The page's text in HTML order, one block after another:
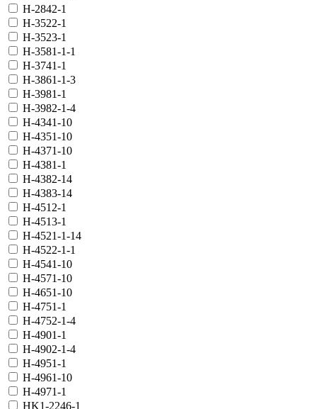
H-2842-1
H-3522-1
H-3523-1
H-3581-1-1
H-3741-1
H-3861-1-3
H-3981-1
H-3982-1-4
H-4341-10
H-4351-10
H-4371-10
H-4381-1
H-4382-14
H-4383-14
H-4512-1
H-4513-1
H-4521-1-14
H-4522-1-1
H-4541-10
H-4571-10
H-4651-10
H-4751-1
H-4752-1-4
H-4901-1
H-4902-1-4
H-4951-1
H-4961-10
H-4971-1
HK1-2246-1